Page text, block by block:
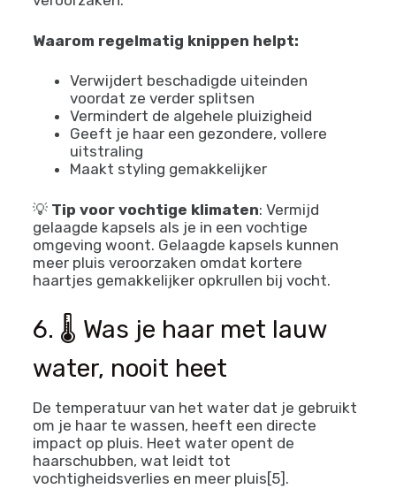
Waarom regelmatig knippen helpt:
Verwijdert beschadigde uiteinden
voordat ze verder splitsen
Vermindert de algehele pluizigheid
Geeft je haar een gezondere, vollere
uitstraling
Maakt styling gemakkelijker
💡 Tip voor vochtige klimaten: Vermijd
gelaagde kapsels als je in een vochtige
omgeving woont. Gelaagde kapsels kunnen
meer pluis veroorzaken omdat kortere
haartjes gemakkelijker opkrullen bij vocht.
6. 🌡️ Was je haar met lauw
water, nooit heet
De temperatuur van het water dat je gebruikt
om je haar te wassen, heeft een directe
impact op pluis. Heet water opent de
haarschubben, wat leidt tot
vochtigheidsverlies en meer pluis[5].